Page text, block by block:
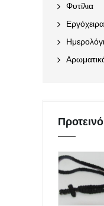
Φυτίλια
Εργόχειρα